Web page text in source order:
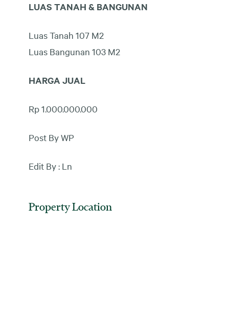
LUAS TANAH & BANGUNAN
Luas Tanah 107 M2
Luas Bangunan 103 M2
HARGA JUAL
Rp 1.000.000.000
Post By WP
Edit By : Ln
Property Location